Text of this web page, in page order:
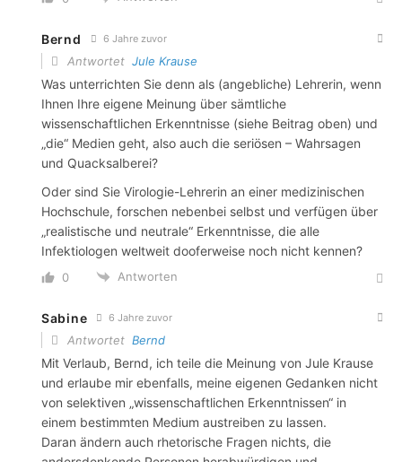
Bernd 6 Jahre zuvor
Antwortet Jule Krause
Was unterrichten Sie denn als (angebliche) Lehrerin, wenn
Ihnen Ihre eigene Meinung über sämtliche
wissenschaftlichen Erkenntnisse (siehe Beitrag oben) und
„die“ Medien geht, also auch die seriösen – Wahrsagen
und Quacksalberei?
Oder sind Sie Virologie-Lehrerin an einer medizinischen
Hochschule, forschen nebenbei selbst und verfügen über
„realistische und neutrale“ Erkenntnisse, die alle
Infektiologen weltweit dooferweise noch nicht kennen?
0 Antworten
Sabine 6 Jahre zuvor
Antwortet Bernd
Mit Verlaub, Bernd, ich teile die Meinung von Jule Krause
und erlaube mir ebenfalls, meine eigenen Gedanken nicht
von selektiven „wissenschaftlichen Erkenntnissen“ in
einem bestimmten Medium austreiben zu lassen.
Daran ändern auch rhetorische Fragen nichts, die